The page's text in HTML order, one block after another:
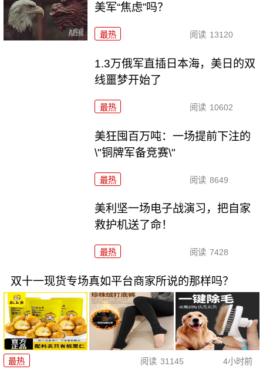
美军“焦虑”吗？
最热 阅读 13120
1.3万俄军直插日本海，美日的双
线噩梦开始了
最热 阅读 10602
美狂囤百万吨：一场提前下注的
\"铜牌军备竞赛\"
最热 阅读 8649
美利坚一场电子战演习，把自家
救护机送了命！
最热 阅读 7428
双十一现货专场真如平台商家所说的那样吗？
最热 阅读 31145 4小时前